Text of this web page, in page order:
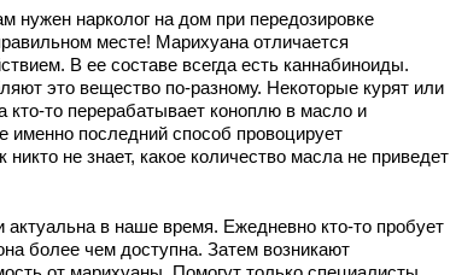
нужен нарколог на дом при передозировке
месте! Марихуана отличается
В ее составе всегда есть каннабиноиды.
это вещество по-разному. Некоторые курят или
кто-то перерабатывает коноплю в масло и
именно последний способ провоцирует
никто не знает, какое количество масла не приведет
в наше время. Ежедневно кто-то пробует
более чем доступна. Затем возникают